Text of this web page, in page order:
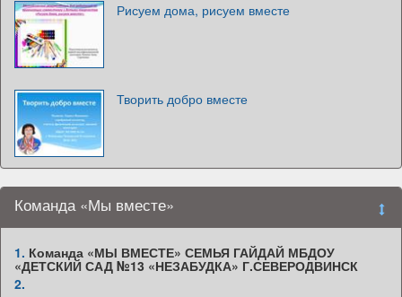
Рисуем дома, рисуем вместе
Творить добро вместе
Команда «Мы вместе»
1. Команда «МЫ ВМЕСТЕ» СЕМЬЯ ГАЙДАЙ МБДОУ
«ДЕТСКИЙ САД №13 «НЕЗАБУДКА» Г.СЕВЕРОДВИНСК
2.